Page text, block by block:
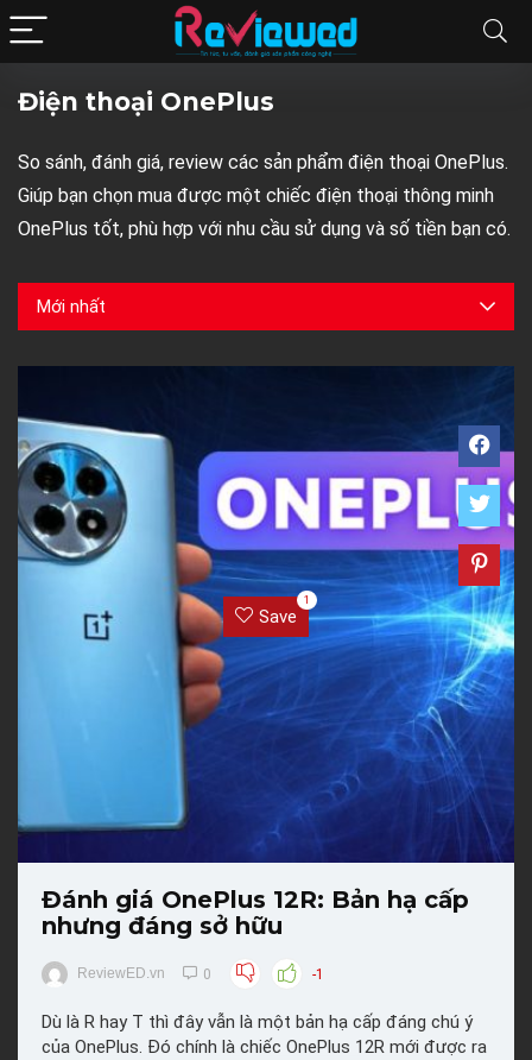
Điện thoại OnePlus
So sánh, đánh giá, review các sản phẩm điện thoại OnePlus.
Giúp bạn chọn mua được một chiếc điện thoại thông minh
OnePlus tốt, phù hợp với nhu cầu sử dụng và số tiền bạn có.
Mới nhất
Save
1
Đánh giá OnePlus 12R: Bản hạ cấp
nhưng đáng sở hữu
ReviewED.vn 0 -1
Dù là R hay T thì đây vẫn là một bản hạ cấp đáng chú ý
của OnePlus. Đó chính là chiếc OnePlus 12R mới được ra